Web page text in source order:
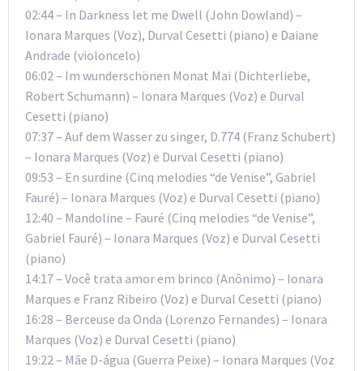
02:44 – In Darkness let me Dwell (John Dowland) –
Ionara Marques (Voz), Durval Cesetti (piano) e Daiane
Andrade (violoncelo)
06:02 – Im wunderschönen Monat Mai (Dichterliebe,
Robert Schumann) – Ionara Marques (Voz) e Durval
Cesetti (piano)
07:37 – Auf dem Wasser zu singer, D.774 (Franz Schubert)
– Ionara Marques (Voz) e Durval Cesetti (piano)
09:53 – En surdine (Cinq melodies “de Venise”, Gabriel
Fauré) – Ionara Marques (Voz) e Durval Cesetti (piano)
12:40 – Mandoline – Fauré (Cinq melodies “de Venise”,
Gabriel Fauré) – Ionara Marques (Voz) e Durval Cesetti
(piano)
14:17 – Você trata amor em brinco (Anônimo) – Ionara
Marques e Franz Ribeiro (Voz) e Durval Cesetti (piano)
16:28 – Berceuse da Onda (Lorenzo Fernandes) – Ionara
Marques (Voz) e Durval Cesetti (piano)
19:22 – Mãe D-água (Guerra Peixe) – Ionara Marques (Voz